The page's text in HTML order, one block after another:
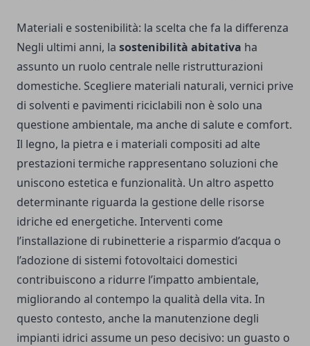
Materiali e sostenibilità: la scelta che fa la differenza
Negli ultimi anni, la sostenibilità abitativa ha
assunto un ruolo centrale nelle ristrutturazioni
domestiche. Scegliere materiali naturali, vernici prive
di solventi e pavimenti riciclabili non è solo una
questione ambientale, ma anche di salute e comfort.
Il legno, la pietra e i materiali compositi ad alte
prestazioni termiche rappresentano soluzioni che
uniscono estetica e funzionalità. Un altro aspetto
determinante riguarda la gestione delle risorse
idriche ed energetiche. Interventi come
l’installazione di rubinetterie a risparmio d’acqua o
l’adozione di sistemi fotovoltaici domestici
contribuiscono a ridurre l’impatto ambientale,
migliorando al contempo la qualità della vita. In
questo contesto, anche la manutenzione degli
impianti idrici assume un peso decisivo: un guasto o